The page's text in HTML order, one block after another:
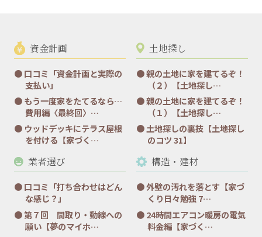
資金計画
口コミ「資金計画と実際の
支払い」
もう一度家をたてるなら…
費用編〈最終回〉…
ウッドデッキにテラス屋根
を付ける【家づく…
土地探し
親の土地に家を建てるぞ！
（２）【土地探し…
親の土地に家を建てるぞ！
（１）【土地探し…
土地探しの裏技【土地探し
のコツ 31】
業者選び
口コミ「打ち合わせはどん
な感じ？」
第７回 間取り・動線への
願い【夢のマイホ…
構造・建材
外壁の汚れを落とす【家づ
くり日々勉強 7…
24時間エアコン暖房の電気
料金編【家づく…